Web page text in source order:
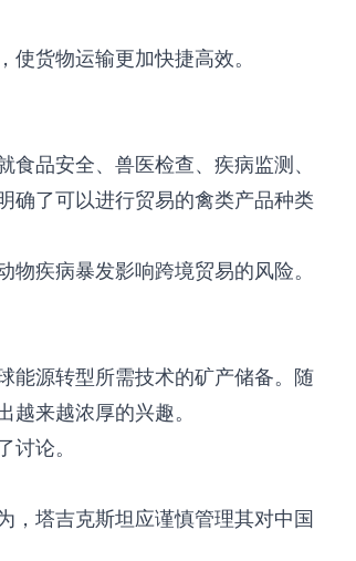
货物运输更加快捷高效。
品安全、兽医检查、疾病监测、
确了可以进行贸易的禽类产品种类
疾病暴发影响跨境贸易的风险。
能源转型所需技术的矿产储备。随
来越浓厚的兴趣。
讨论。
，塔吉克斯坦应谨慎管理其对中国